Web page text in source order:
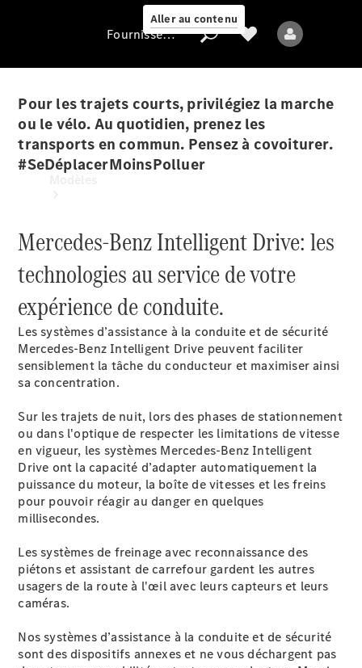
Aller au contenu
Fournisseur /
Protection des
données
Tous les modèles
Nouveaux modèles
Modèles électriques
Modèles hybrides
Berlines
Toutes les
Berlines
CLA
Nouveau Électrique
CLA
Berline
Classe
Fournisseur / Protection des données
Pour les trajets courts, privilégiez la marche
ou le vélo. Au quotidien, prenez les
transports en commun. Pensez à covoiturer.
#SeDéplacerMoinsPolluer
Mercedes-Benz Intelligent Drive: les
technologies au service de votre
expérience de conduite.
Les systèmes d’assistance à la conduite et de sécurité
Mercedes-Benz Intelligent Drive peuvent faciliter
sensiblement la tâche du conducteur et maximiser ainsi
sa concentration.
Sur les trajets de nuit, lors des phases de stationnement
ou dans l'optique de respecter les limitations de vitesse
en vigueur, les systèmes Mercedes-Benz Intelligent
Drive ont la capacité d’adapter automatiquement la
puissance du moteur, la boîte de vitesses et les freins
pour pouvoir réagir au danger en quelques
millisecondes.
Les systèmes de freinage avec reconnaissance des
piétons et assistant de carrefour gardent les autres
usagers de la route à l'œil avec leurs capteurs et leurs
caméras.
Nos systèmes d’assistance à la conduite et de sécurité
sont des dispositifs annexes et ne vous déchargent pas